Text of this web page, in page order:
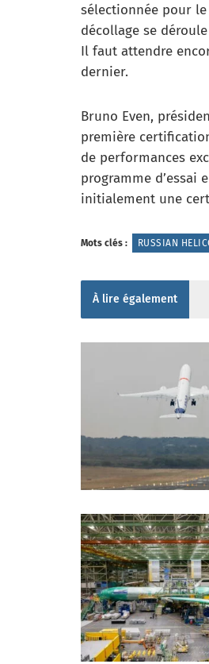
sélectionnée pour le
décollage se
Il faut attendre
dernier.
Bruno Even,
première
de performances
programme
initialement une
Mots clés : RUSSIAN
À lire également